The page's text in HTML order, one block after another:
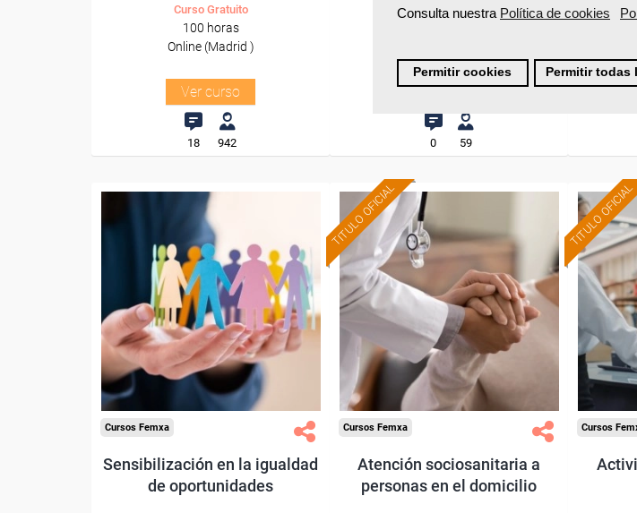
Consulta nuestra Política de cookies
Permitir cookies Permitir todas
Curso Gratuito
100 horas
Online (Madrid )
Ver curso
18 942
Curso Gratuito
Ver curso
0 59
Formación 100%
subvencionada.
Para desempleados,
trabajadores y autónomos.
Para todos los sectores.
Cursos Femxa
Sensibilización en la igualdad
de oportunidades
TITULO OFICIAL Formación 100%
subvencionada.
Para desempleados,
trabajadores y autónomos
de Cantabria.
Para todos los sectores.
Cursos Femxa
Atención sociosanitaria a
personas en el domicilio
TITULO OFICIAL
Para
Cursos